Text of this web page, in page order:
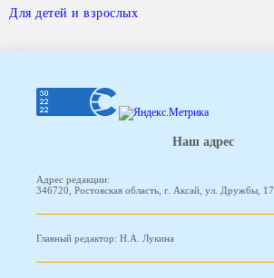
Для детей и взрослых
Наш адрес
Адрес редакции:
346720, Ростовская область, г. Аксай, ул. Дружбы, 17
Главный редактор: Н.А. Лукина